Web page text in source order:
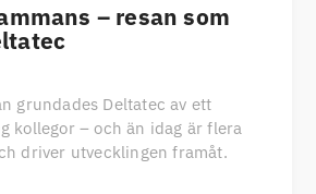
– resan som
grundades Deltatec av ett
kollegor – och än idag är flera
driver utvecklingen framåt.